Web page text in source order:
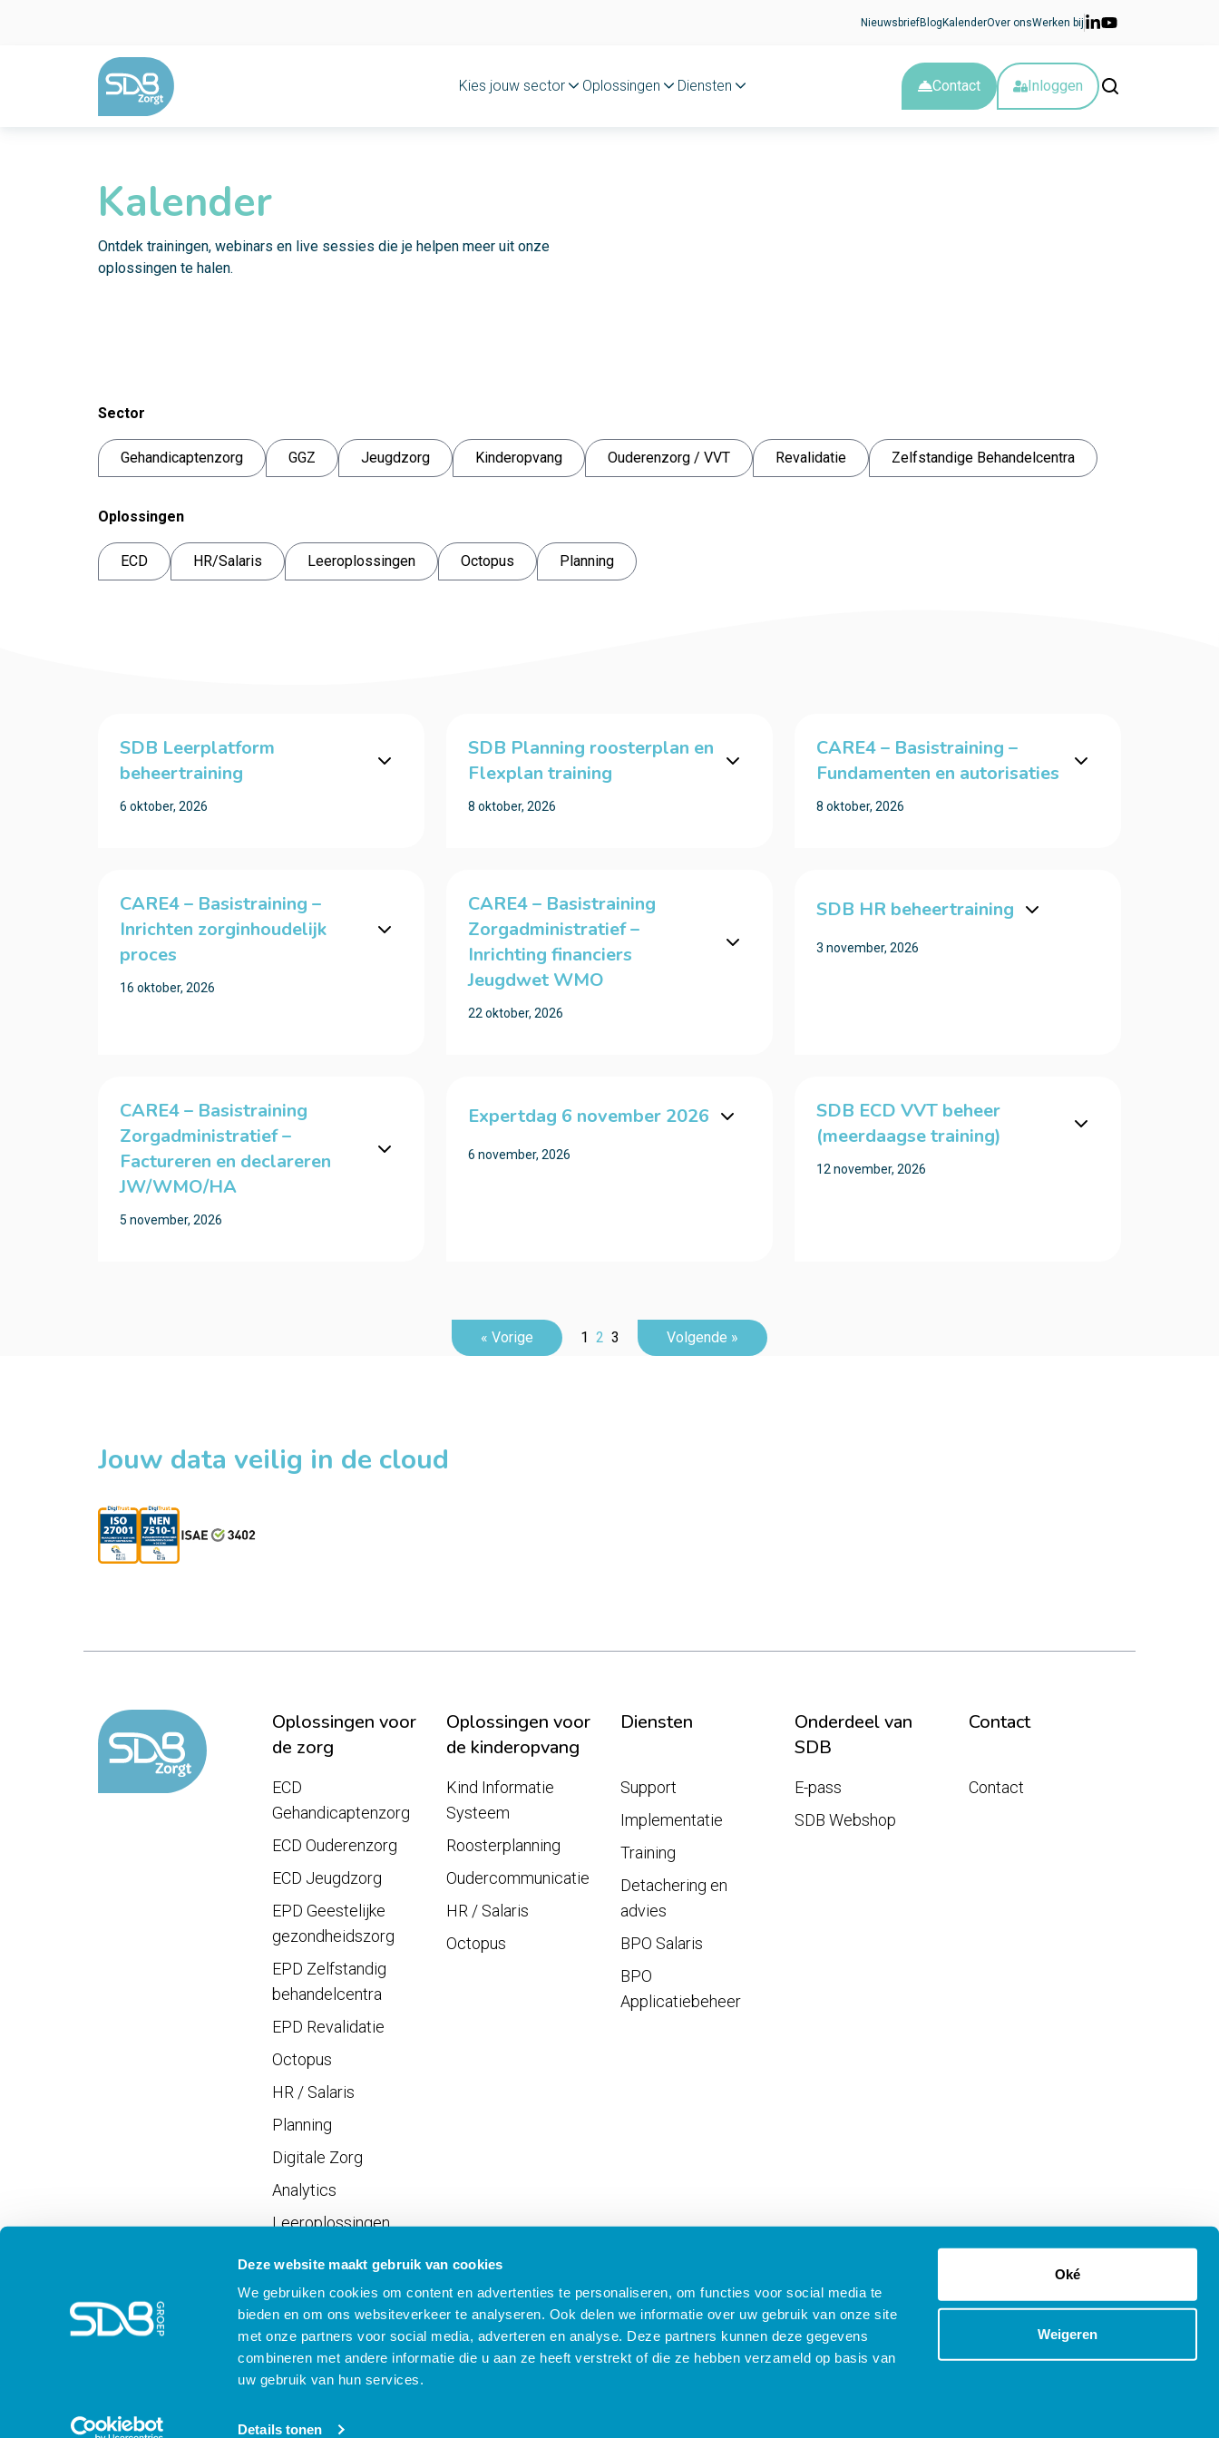
Deze website maakt gebruik van cookies
We gebruiken cookies om content en advertenties te personaliseren, om functies voor social media te
bieden en om ons websiteverkeer te analyseren. Ook delen we informatie over uw gebruik van onze site
met onze partners voor social media, adverteren en analyse. Deze partners kunnen deze gegevens
combineren met andere informatie die u aan ze heeft verstrekt of die ze hebben verzameld op basis van
uw gebruik van hun services.
Details tonen
Oké
Weigeren
NieuwsbriefBlog KalenderOver onsWerken bij
Kies jouw sector Oplossingen Diensten Contact Inloggen
Kalender
Ontdek trainingen, webinars en live sessies die je helpen meer uit onze
oplossingen te halen.
Sector
Gehandicaptenzorg GGZ Jeugdzorg Kinderopvang Ouderenzorg / VVT Revalidatie Zelfstandige Behandelcentra
Oplossingen
ECD HR/Salaris Leeroplossingen Octopus Planning
SDB Leerplatform
beheertraining
6 oktober, 2026
SDB Planning roosterplan en
Flexplan training
8 oktober, 2026
CARE4 – Basistraining –
Fundamenten en autorisaties
8 oktober, 2026
CARE4 – Basistraining –
Inrichten zorginhoudelijk
proces
16 oktober, 2026
CARE4 – Basistraining
Zorgadministratief –
Inrichting financiers
Jeugdwet WMO
22 oktober, 2026
SDB HR beheertraining
3 november, 2026
CARE4 – Basistraining
Zorgadministratief –
Factureren en declareren
JW/WMO/HA
5 november, 2026
Expertdag 6 november 2026
6 november, 2026
SDB ECD VVT beheer
(meerdaagse training)
12 november, 2026
« Vorige 1 2 3 Volgende »
Jouw data veilig in de cloud
Oplossingen voor
de zorg
Oplossingen voor
de kinderopvang
Diensten
Onderdeel van
SDB
Contact
ECD
Gehandicaptenzorg
ECD Ouderenzorg
ECD Jeugdzorg
EPD Geestelijke
gezondheidszorg
EPD Zelfstandig
behandelcentra
EPD Revalidatie
Octopus
HR / Salaris
Planning
Digitale Zorg
Analytics
Leeroplossingen
Vrijwilligersportaal
Kind Informatie
Systeem
Roosterplanning
Oudercommunicatie
HR / Salaris
Octopus
Support
Implementatie
Training
Detachering en
advies
BPO Salaris
BPO
Applicatiebeheer
E-pass
SDB Webshop
Contact
Meld je aan voor SDB Nieuws